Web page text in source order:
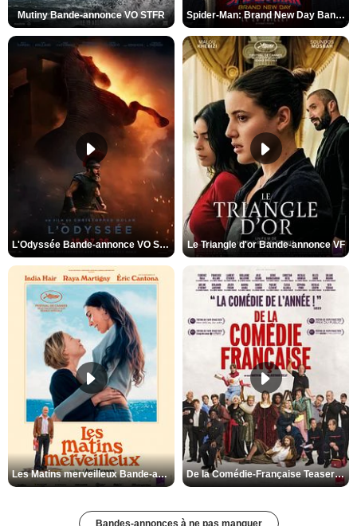
Mutiny Bande-annonce VO STFR Spider-Man: Brand New Day Bande-annonce VO STFR
L'Odyssée Bande-annonce VO STFR Le Triangle d'or Bande-annonce VF
Les Matins merveilleux Bande-annonce VF De la Comédie-Française Teaser VF
Bandes-annonces à ne pas manquer